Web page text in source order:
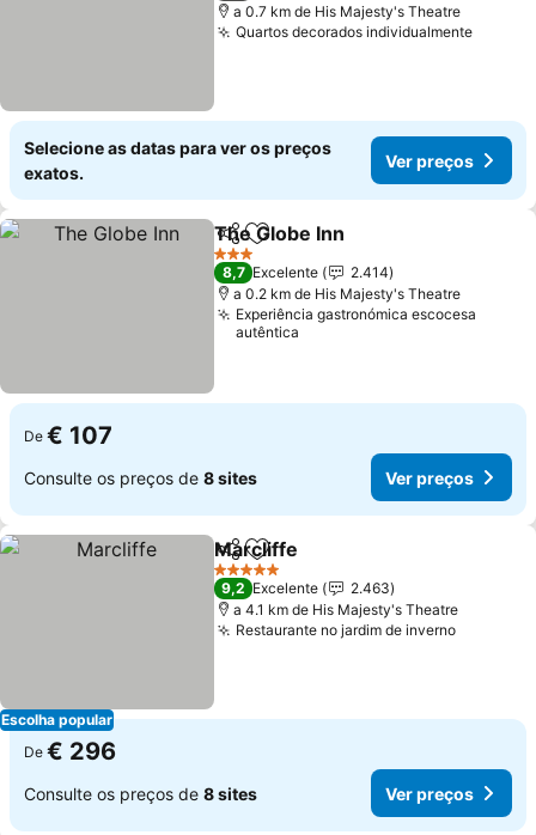
a 0.7 km de His Majesty's Theatre
Quartos decorados individualmenteVer
Selecione as datas para ver os preços
exatos.
Ver preços
PartilharAdicionar aos favoritos
The Globe Inn
3 Estrelas
8,7 Excelente
2.414
a 0.2 km de His Majesty's Theatre
Experiência gastronómica escocesa
autêntica
De € 107
Consulte os preços de 8 sites Ver preços
Escolha popular
PartilharAdicionar aos favoritos
Marcliffe
5 Estrelas
9,2 Excelente
2.463
a 4.1 km de His Majesty's Theatre
Restaurante no jardim de invernoVer
De € 296
Consulte os preços de 8 sites Ver preços